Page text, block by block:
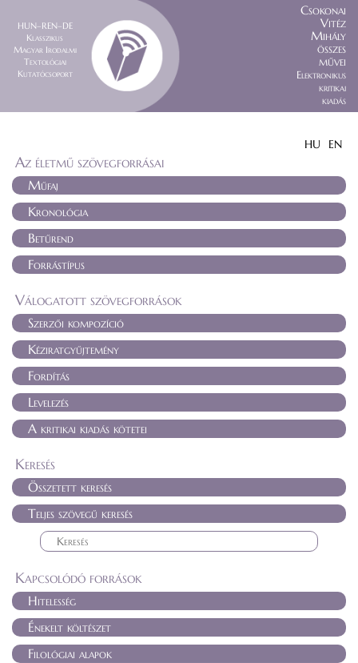
HUN–REN–DE
Klasszikus
Magyar Irodalmi
Textológiai
Kutatócsoport
Csokonai
Vitéz
Mihály
összes
művei
Elektronikus
kritikai
kiadás
HU EN
Az életmű szövegforrásai
Műfaj
Kronológia
Betűrend
Forrástípus
Válogatott szövegforrások
Szerzői kompozíció
Kéziratgyűjtemény
Fordítás
Levelezés
A kritikai kiadás kötetei
Keresés
Összetett keresés
Teljes szövegű keresés
Kapcsolódó források
Hitelesség
Énekelt költészet
Filológiai alapok